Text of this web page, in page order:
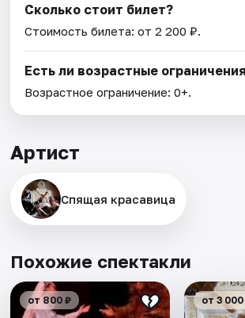
Сколько стоит билет?
Стоимость билета: от 2 200 ₽.
Есть ли возрастные
Возрастное ограничение: 0+.
Артист
Спящая красавица
Похожие спектакли
от 800 ₽ от 3